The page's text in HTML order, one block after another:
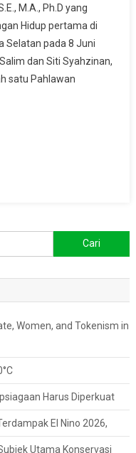
M.A., Ph.D yang
Hidup pertama di
Selatan pada 8 Juni
dan Siti Syahzinan,
satu Pahlawan
untuk:
Women, and Tokenism in
Harus Diperkuat
El Nino 2026,
Utama Konservasi